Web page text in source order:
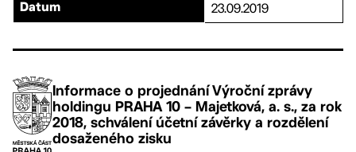
Datum 23.09.2019
Informace o projednání Výroční zprávy
holdingu PRAHA 10 – Majetková, a. s., za rok
2018, schválení účetní závěrky a rozdělení
dosaženého zisku